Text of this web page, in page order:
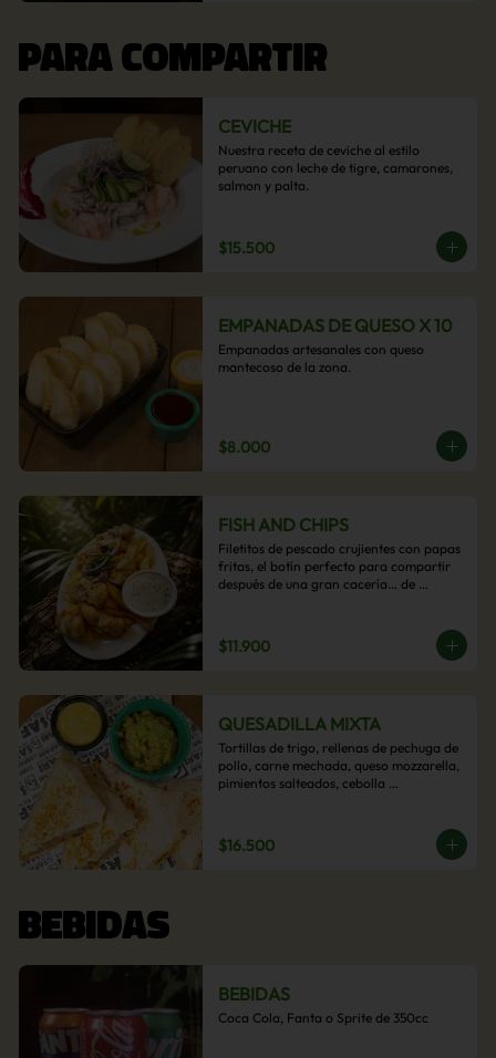
PARA COMPARTIR
CEVICHE
Nuestra receta de ceviche al estilo
peruano con leche de tigre, camarones,
salmon y palta.
$15.500
EMPANADAS DE QUESO X 10
Empanadas artesanales con queso
mantecoso de la zona.
$8.000
FISH AND CHIPS
Filetitos de pescado crujientes con papas
fritas, el botín perfecto para compartir
después de una gran cacería… de
$11.900
QUESADILLA MIXTA
Tortillas de trigo, rellenas de pechuga de
pollo, carne mechada, queso mozzarella,
pimientos salteados, cebolla
$16.500
BEBIDAS
BEBIDAS
Coca Cola, Fanta o Sprite de 350cc